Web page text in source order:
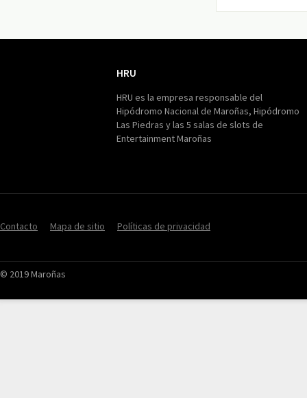
HRU
HRU es la empresa responsable del
Hipódromo Nacional de Maroñas, Hipódromo
Las Piedras y las 5 salas de slots de
Entertainment Maroñas
Contacto Mapa de sitio Políticas de privacidad
© 2019 Maroñas